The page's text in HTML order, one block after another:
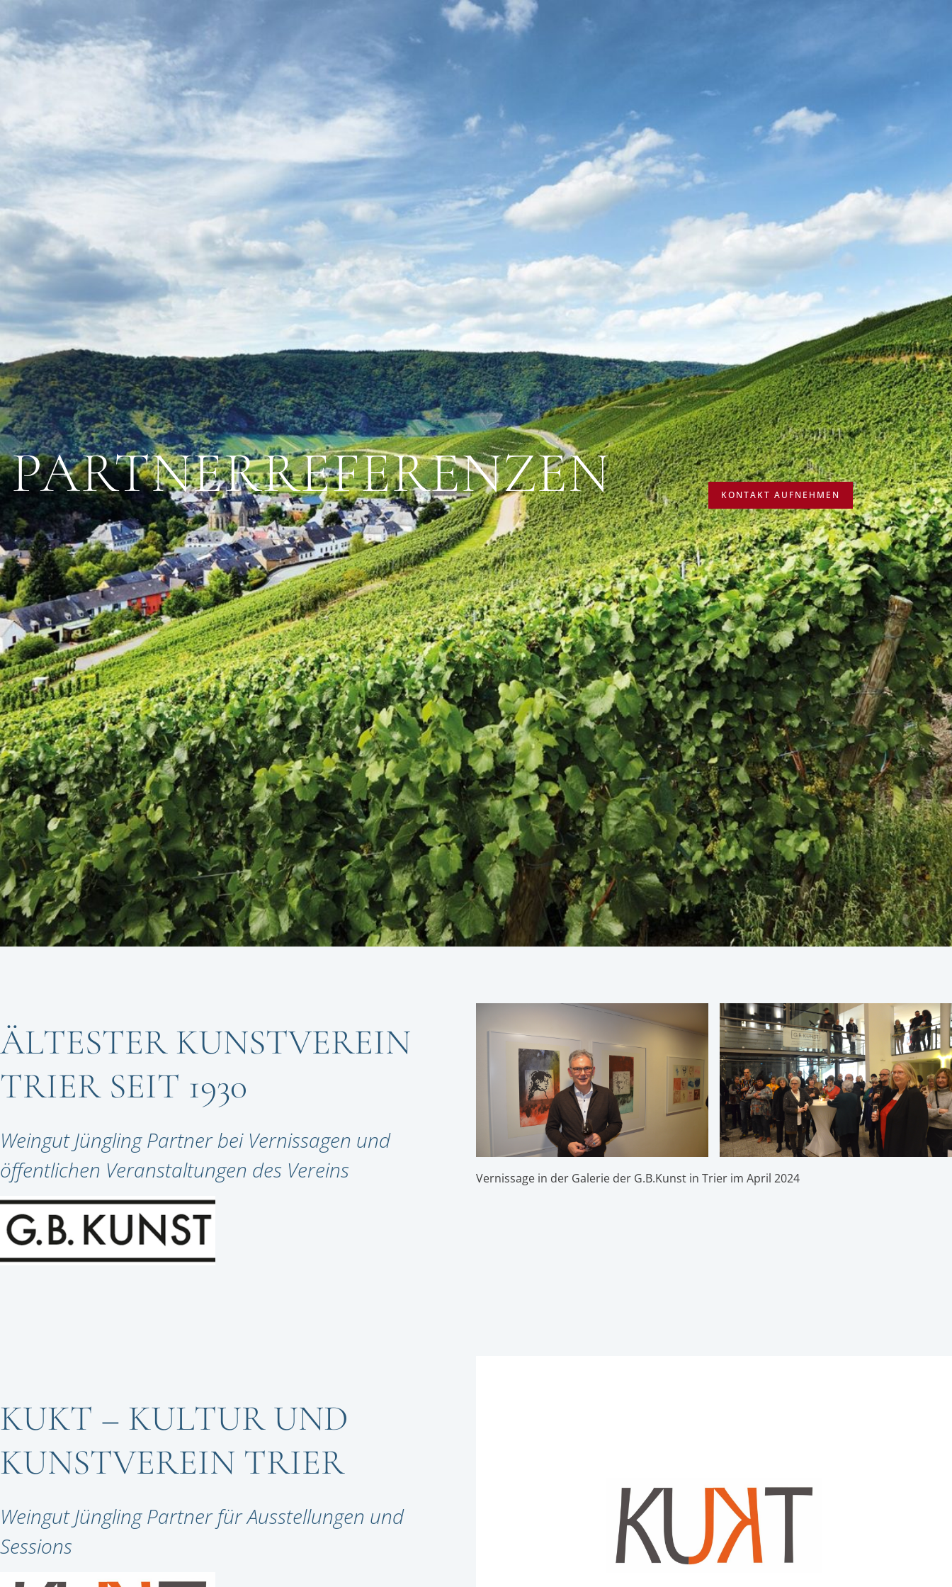
PARTNER­REFERENZEN KONTAKT AUFNEHMEN
ÄLTESTER KUNSTVEREIN
TRIER SEIT 1930
Weingut Jüngling Partner bei Vernissagen und
öffentlichen Veranstaltungen des Vereins
Vernissage in der Galerie der G.B.Kunst in Trier im April 2024
KUKT – KULTUR UND
KUNSTVEREIN TRIER
Weingut Jüngling Partner für Ausstellungen und
Sessions